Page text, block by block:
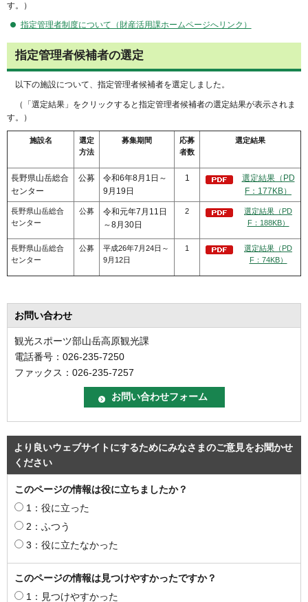
す。）
指定管理者制度について（財産活用課ホームページへリンク）
指定管理者候補者の選定
以下の施設について、指定管理者候補者を選定しました。
（「選定結果」をクリックすると指定管理者候補者の選定結果が表示されま
す。）
施設名
選定
方法
募集期間
応募
者数
選定結果
長野県山岳総合
センター
公募
令和6年8月1日～
9月19日
1
選定結果（PD
F：177KB）
長野県山岳総合
センター
公募
令和元年7月11日
～8月30日
2
選定結果（PD
F：188KB）
長野県山岳総合
センター
公募
平成26年7月24日～
9月12日
1
選定結果（PD
F：74KB）
お問い合わせ
観光スポーツ部山岳高原観光課
電話番号：026-235-7250
ファックス：026-235-7257
より良いウェブサイトにするためにみなさまのご意見をお聞かせ
ください
このページの情報は役に立ちましたか？
1：役に立った
2：ふつう
3：役に立たなかった
このページの情報は見つけやすかったですか？
1：見つけやすかった